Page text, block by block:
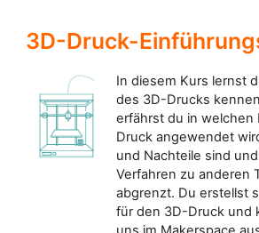
3D-Druck-
In diesem Kurs lernst
des 3D-Drucks
erfährst du in welchen
Druck angewendet
und Nachteile sind
Verfahren zu anderen
abgrenzt. Du erstellst
für den 3D-Druck und